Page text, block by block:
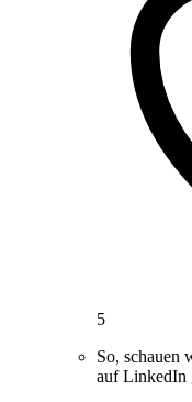
5
So, schauen
auf LinkedIn